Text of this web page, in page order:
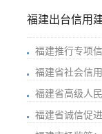
福建出台信用
福建推行专项
福建省社会信
福建省高级人
福建省诚信促